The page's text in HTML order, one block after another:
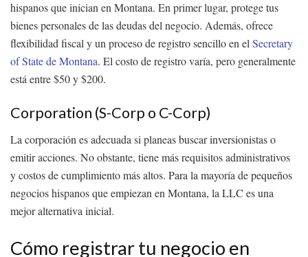
hispanos que inician en Montana. En primer lugar, protege tus
bienes personales de las deudas del negocio. Además, ofrece
flexibilidad fiscal y un proceso de registro sencillo en el Secretary
of State de Montana. El costo de registro varía, pero generalmente
está entre $50 y $200.
Corporation (S-Corp o C-Corp)
La corporación es adecuada si planeas buscar inversionistas o
emitir acciones. No obstante, tiene más requisitos administrativos
y costos de cumplimiento más altos. Para la mayoría de pequeños
negocios hispanos que empiezan en Montana, la LLC es una
mejor alternativa inicial.
Cómo registrar tu negocio en